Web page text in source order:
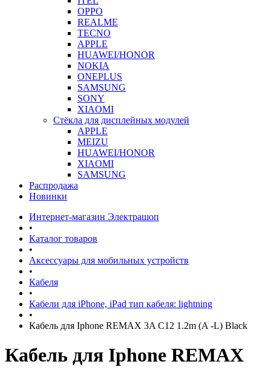
OPPO
REALME
TECNO
APPLE
HUAWEI/HONOR
NOKIA
ONEPLUS
SAMSUNG
SONY
XIAOMI
Стёкла для дисплейных модулей
APPLE
MEIZU
HUAWEI/HONOR
XIAOMI
SAMSUNG
Распродажа
Новинки
Интернет-магазин Электрашоп
•
Каталог товаров
•
Аксессуары для мобильных устройств
•
Кабеля
•
Кабели для iPhone, iPad тип кабеля: lightning
•
Кабель для Iphone REMAX 3A C12 1.2m (A -L) Black
Кабель для Iphone REMAX